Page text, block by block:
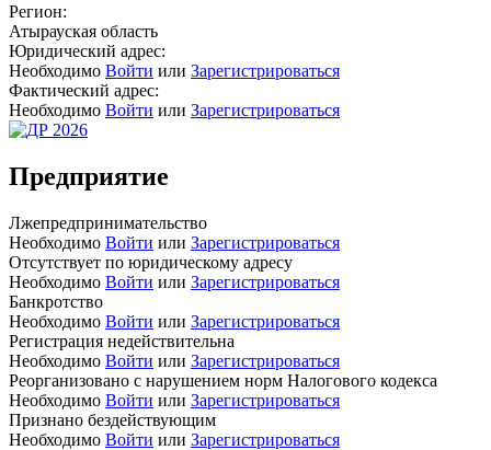
Регион:
Атырауская область
Юридический адрес:
Необходимо Войти или Зарегистрироваться
Фактический адрес:
Необходимо Войти или Зарегистрироваться
Предприятие
Лжепредпринимательство
Необходимо Войти или Зарегистрироваться
Отсутствует по юридическому адресу
Необходимо Войти или Зарегистрироваться
Банкротство
Необходимо Войти или Зарегистрироваться
Регистрация недействительна
Необходимо Войти или Зарегистрироваться
Реорганизовано с нарушением норм Налогового кодекса
Необходимо Войти или Зарегистрироваться
Признано бездействующим
Необходимо Войти или Зарегистрироваться